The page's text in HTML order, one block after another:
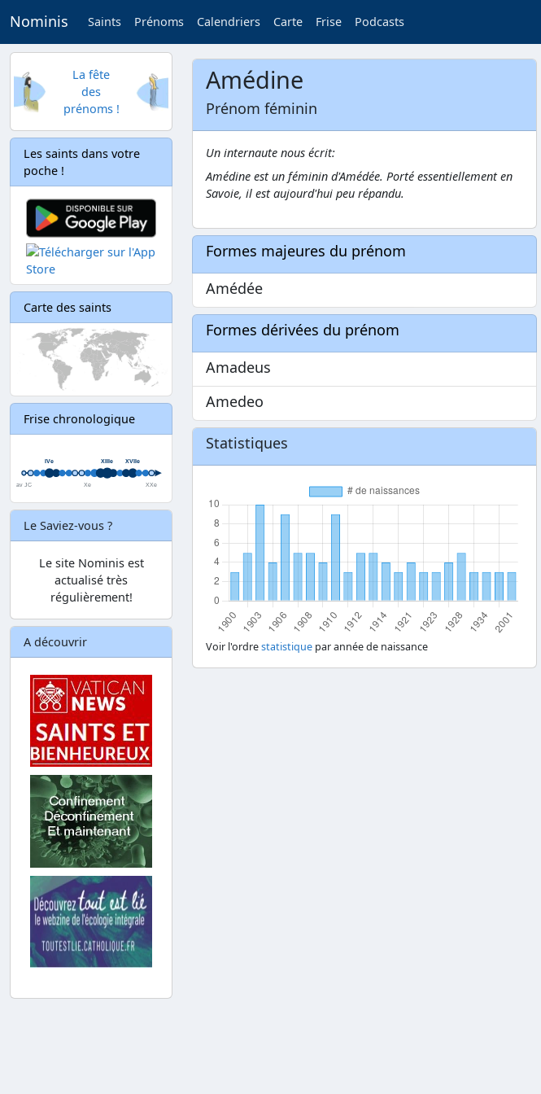
Nominis Saints Prénoms Calendriers Carte Frise Podcasts
La fête
des
prénoms !
Les saints dans votre
poche !
Carte des saints
Frise chronologique
Le Saviez-vous ?
Le site Nominis est
actualisé très
régulièrement!
A découvrir
Amédine
Prénom féminin
Un internaute nous écrit:
Amédine est un féminin d'Amédée. Porté essentiellement en
Savoie, il est aujourd'hui peu répandu.
Formes majeures du prénom
Amédée
Formes dérivées du prénom
Amadeus
Amedeo
Statistiques
Voir l'ordrestatistique par année de naissance